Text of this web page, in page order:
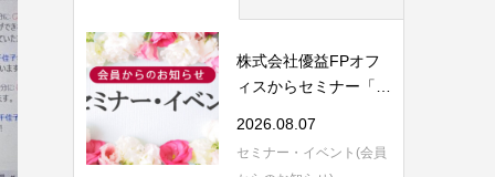
株式会社優益FPオフ
ィスからセミナー「F
2026.08.07
セミナー・イベント(会員